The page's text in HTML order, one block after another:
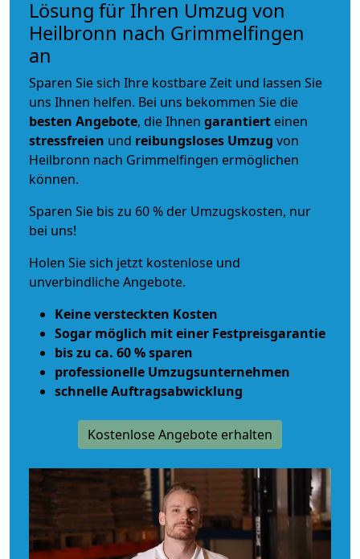
Lösung für Ihren Umzug von
Heilbronn nach Grimmelfingen
an
Sparen Sie sich Ihre kostbare Zeit und lassen Sie
uns Ihnen helfen. Bei uns bekommen Sie die
besten Angebote, die Ihnen garantiert einen
stressfreien und reibungsloses Umzug von
Heilbronn nach Grimmelfingen ermöglichen
können.
Sparen Sie bis zu 60 % der Umzugskosten, nur
bei uns!
Holen Sie sich jetzt kostenlose und
unverbindliche Angebote.
Keine versteckten Kosten
Sogar möglich mit einer Festpreisgarantie
bis zu ca. 60 % sparen
professionelle Umzugsunternehmen
schnelle Auftragsabwicklung
Kostenlose Angebote erhalten